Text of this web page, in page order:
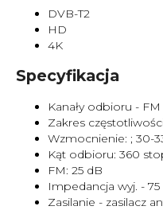
DVB-T2
HD
4K
Specyfikacja
Kanały odbioru - FM
Zakres
Wzmocnienie: ; 30-
Kąt odbioru: 360
FM: 25 dB
Impedancja wyj. -
Zasilanie - zasilacz